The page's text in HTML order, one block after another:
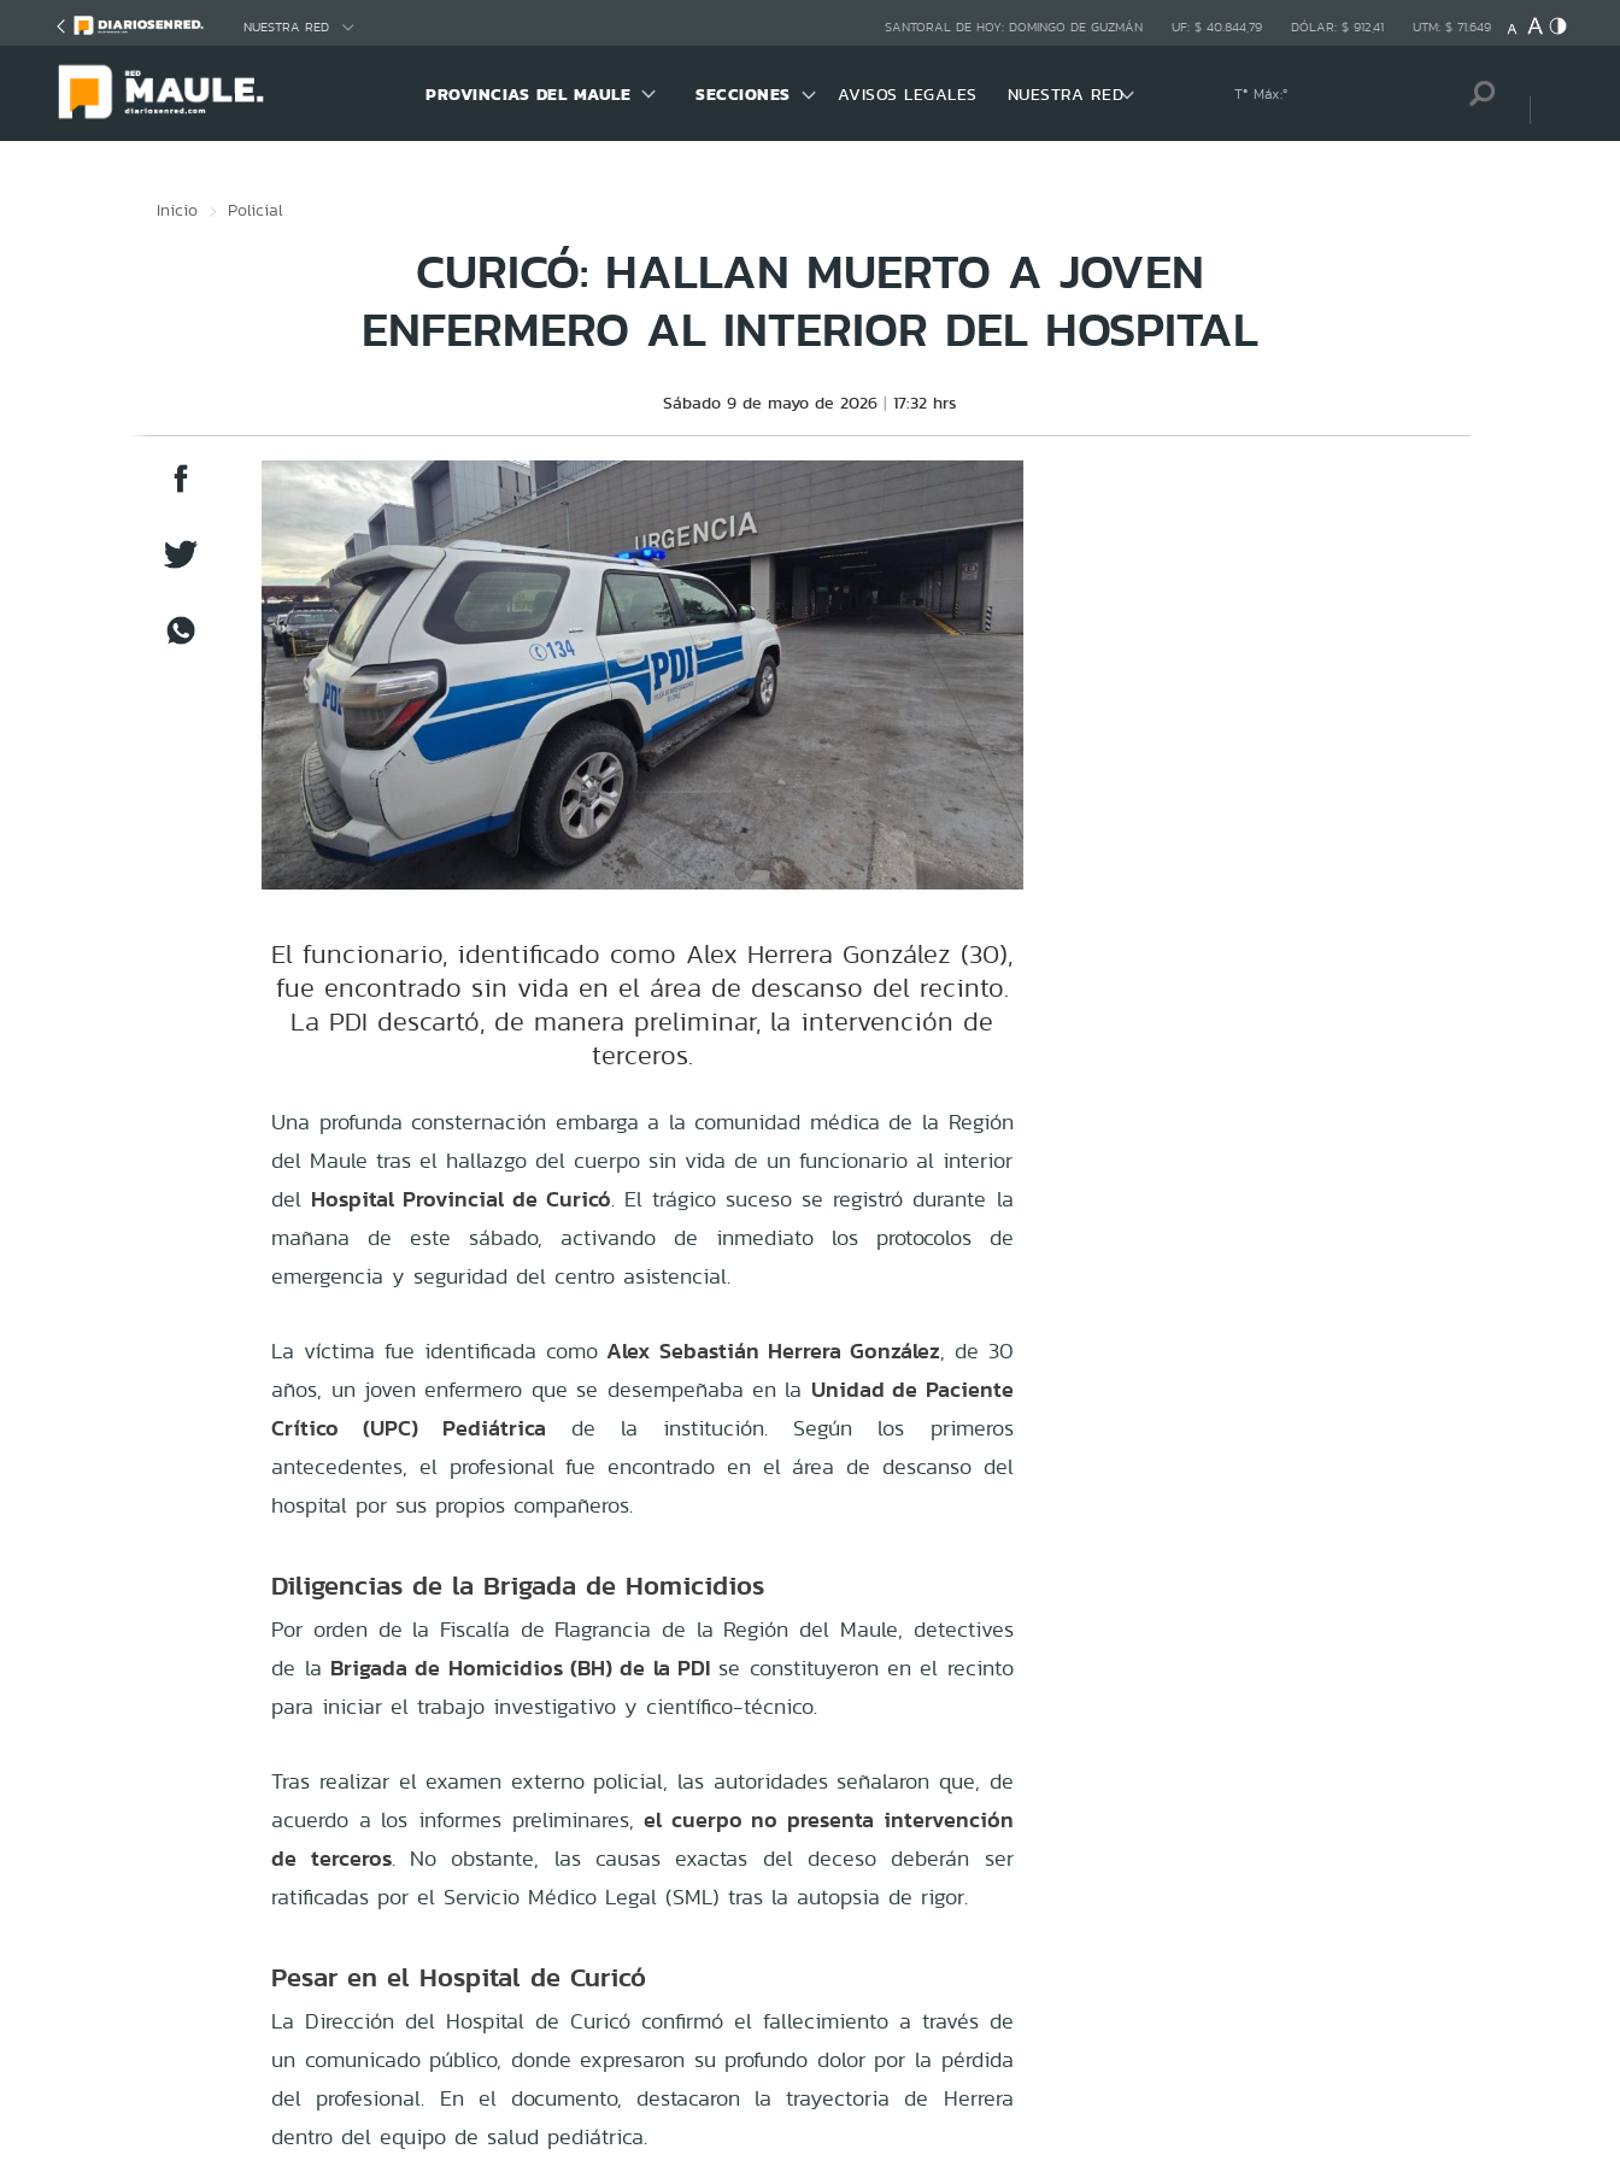
NUESTRA RED SANTORAL DE HOY: DOMINGO DE GUZMÁN UF: $ 40.844,79 DÓLAR: $ 912,41 UTM: $ 71.649
PROVINCIAS DEL MAULE SECCIONES AVISOS LEGALES NUESTRA RED Tª Máx:º
Inicio Policial
CURICÓ: HALLAN MUERTO A JOVEN
ENFERMERO AL INTERIOR DEL HOSPITAL
Sábado 9 de mayo de 2026 17:32 hrs
El funcionario, identificado como Alex Herrera González (30),
fue encontrado sin vida en el área de descanso del recinto.
La PDI descartó, de manera preliminar, la intervención de
terceros.
Una profunda consternación embarga a la comunidad médica de la Región
del Maule tras el hallazgo del cuerpo sin vida de un funcionario al interior
del Hospital Provincial de Curicó. El trágico suceso se registró durante la
mañana de este sábado, activando de inmediato los protocolos de
emergencia y seguridad del centro asistencial.
La víctima fue identificada comoAlex Sebastián Herrera González, de 30
años, un joven enfermero que se desempeñaba en la Unidad de Paciente
Crítico (UPC) Pediátrica de la institución. Según los primeros
antecedentes, el profesional fue encontrado en el área de descanso del
hospital por sus propios compañeros.
Diligencias de la Brigada de Homicidios
Por orden de la Fiscalía de Flagrancia de la Región del Maule, detectives
de la Brigada de Homicidios (BH) de la PDIse constituyeron en el recinto
para iniciar el trabajo investigativo y científico-técnico.
Tras realizar el examen externo policial, las autoridades señalaron que, de
acuerdo a los informes preliminares,el cuerpo no presenta intervención
de terceros. No obstante, las causas exactas del deceso deberán ser
ratificadas por el Servicio Médico Legal (SML) tras la autopsia de rigor.
Pesar en el Hospital de Curicó
La Dirección del Hospital de Curicó confirmó el fallecimiento a través de
un comunicado público, donde expresaron su profundo dolor por la pérdida
del profesional. En el documento, destacaron la trayectoria de Herrera
dentro del equipo de salud pediátrica.